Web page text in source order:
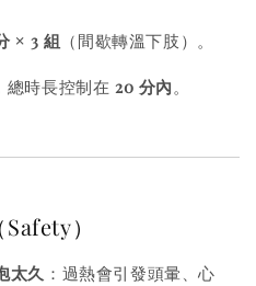
× 3 組 （間歇轉溫下肢）。
總時長控制在20 分內 。
）
太久 ：過熱會引發頭暈、心